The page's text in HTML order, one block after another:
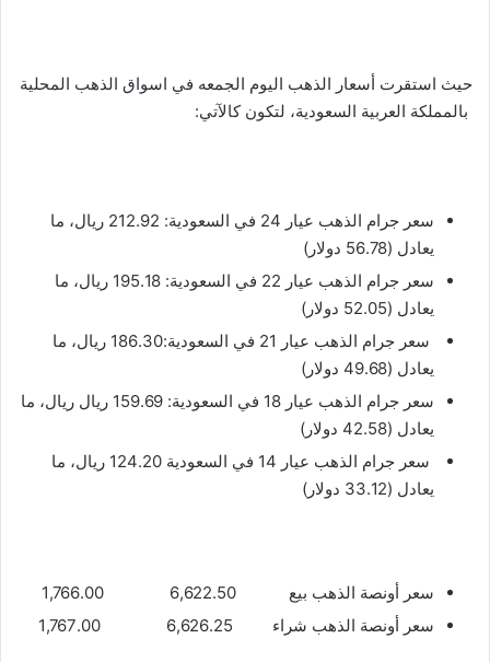
حيث استقرت أسعار الذهب اليوم الجمعه في اسواق الذهب المحلية
بالمملكة العربية السعودية، لتكون كالآتي:
سعر جرام الذهب عيار 24 في السعودية: 212.92 ريال، ما
يعادل (56.78 دولار)
سعر جرام الذهب عيار 22 في السعودية: 195.18 ريال، ما
يعادل (52.05 دولار)
سعر جرام الذهب عيار 21 في السعودية:186.30 ريال، ما
يعادل (49.68 دولار)
سعر جرام الذهب عيار 18 في السعودية: 159.69 ريال ريال، ما
يعادل (42.58 دولار)
سعر جرام الذهب عيار 14 في السعودية 124.20 ريال، ما
يعادل (33.12 دولار)
سعر أونصة الذهب بيع 6,622.50 1,766.00
سعر أونصة الذهب شراء 6,626.25 1,767.00